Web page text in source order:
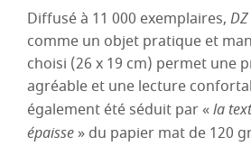
Diffusé à 11 000 exemplaires,
comme un objet pratique et
choisi (26 x 19 cm) permet une
agréable et une lecture
également été séduit par «la
épaisse » du papier mat de 120